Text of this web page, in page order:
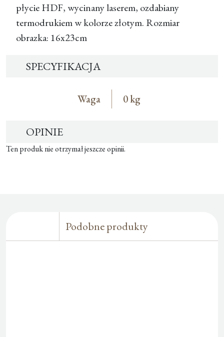
płycie HDF, wycinany laserem, ozdabiany
termodrukiem w kolorze złotym. Rozmiar
obrazka: 16x23cm
SPECYFIKACJA
Waga 0 kg
OPINIE
Ten produk nie otrzymał jeszcze opinii.
Podobne produkty